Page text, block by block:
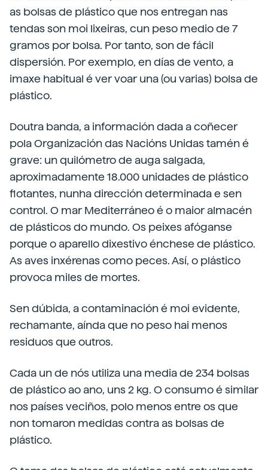
as bolsas de plástico que nos entregan nas
tendas son moi lixeiras, cun peso medio de 7
gramos por bolsa. Por tanto, son de fácil
dispersión. Por exemplo, en días de vento, a
imaxe habitual é ver voar una (ou varias) bolsa de
plástico.
Doutra banda, a información dada a coñecer
pola Organización das Nacións Unidas tamén é
grave: un quilómetro de auga salgada,
aproximadamente 18.000 unidades de plástico
flotantes, nunha dirección determinada e sen
control. O mar Mediterráneo é o maior almacén
de plásticos do mundo. Os peixes afóganse
porque o aparello dixestivo énchese de plástico.
As aves inxérenas como peces. Así, o plástico
provoca miles de mortes.
Sen dúbida, a contaminación é moi evidente,
rechamante, aínda que no peso hai menos
residuos que outros.
Cada un de nós utiliza una media de 234 bolsas
de plástico ao ano, uns 2 kg. O consumo é similar
nos países veciños, polo menos entre os que
non tomaron medidas contra as bolsas de
plástico.